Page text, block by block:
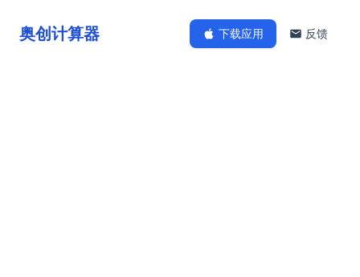
奥创计算器 下载应用 反馈